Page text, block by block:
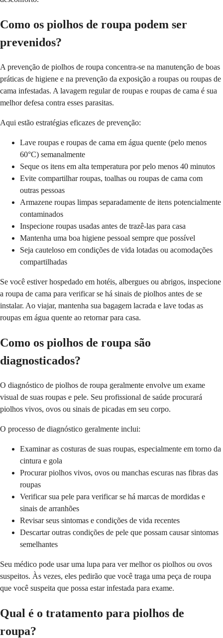
Como os piolhos de roupa podem ser
prevenidos?
A prevenção de piolhos de roupa concentra-se na manutenção de boas
práticas de higiene e na prevenção da exposição a roupas ou roupas de
cama infestadas. A lavagem regular de roupas e roupas de cama é sua
melhor defesa contra esses parasitas.
Aqui estão estratégias eficazes de prevenção:
Lave roupas e roupas de cama em água quente (pelo menos
60°C) semanalmente
Seque os itens em alta temperatura por pelo menos 40 minutos
Evite compartilhar roupas, toalhas ou roupas de cama com
outras pessoas
Armazene roupas limpas separadamente de itens potencialmente
contaminados
Inspecione roupas usadas antes de trazê-las para casa
Mantenha uma boa higiene pessoal sempre que possível
Seja cauteloso em condições de vida lotadas ou acomodações
compartilhadas
Se você estiver hospedado em hotéis, albergues ou abrigos, inspecione
a roupa de cama para verificar se há sinais de piolhos antes de se
instalar. Ao viajar, mantenha sua bagagem lacrada e lave todas as
roupas em água quente ao retornar para casa.
Como os piolhos de roupa são
diagnosticados?
O diagnóstico de piolhos de roupa geralmente envolve um exame
visual de suas roupas e pele. Seu profissional de saúde procurará
piolhos vivos, ovos ou sinais de picadas em seu corpo.
O processo de diagnóstico geralmente inclui:
Examinar as costuras de suas roupas, especialmente em torno da
cintura e gola
Procurar piolhos vivos, ovos ou manchas escuras nas fibras das
roupas
Verificar sua pele para verificar se há marcas de mordidas e
sinais de arranhões
Revisar seus sintomas e condições de vida recentes
Descartar outras condições de pele que possam causar sintomas
semelhantes
Seu médico pode usar uma lupa para ver melhor os piolhos ou ovos
suspeitos. Às vezes, eles pedirão que você traga uma peça de roupa
que você suspeita que possa estar infestada para exame.
Qual é o tratamento para piolhos de
roupa?